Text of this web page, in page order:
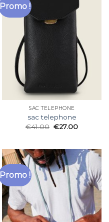
Promo !
SAC TELEPHONE
sac telephone
€41.00 €27.00
Promo !